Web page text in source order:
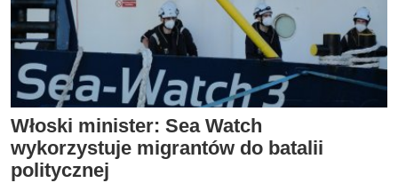
Włoski minister: Sea Watch
wykorzystuje migrantów do batalii
politycznej